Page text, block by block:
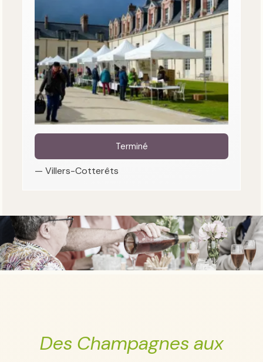
Terminé
— Villers-Cotterêts
Des Champagnes aux